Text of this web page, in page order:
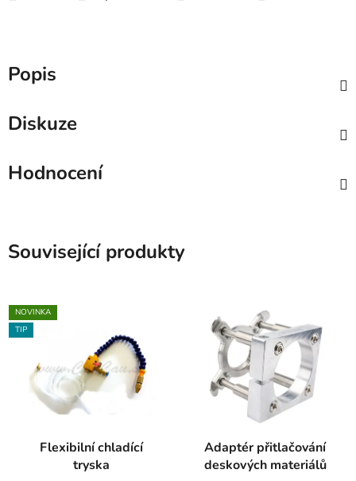
Popis
Diskuze
Hodnocení
Související produkty
NOVINKA
TIP
Flexibilní chladící
tryska
Adaptér přitlačování
deskových materiálů